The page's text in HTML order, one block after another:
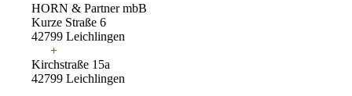
HORN & Partner mbB
Kurze Straße 6
42799 Leichlingen
+
Kirchstraße 15a
42799 Leichlingen